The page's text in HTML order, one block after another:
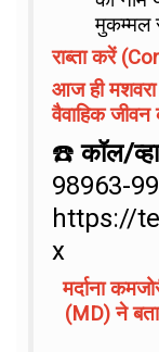
मुकम्मल
राब्ता करें
आज ही
वैवाहिक
☎️कॉल/
98963-
https://
x
मर्दाना
(MD) ने